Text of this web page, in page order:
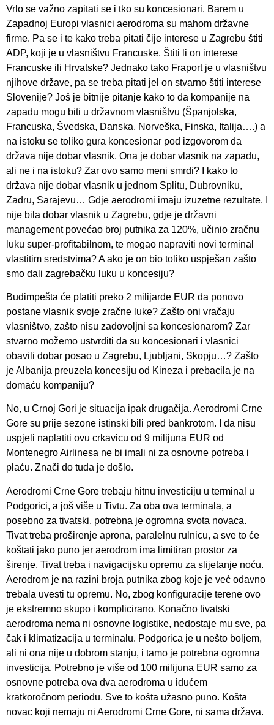
Vrlo se važno zapitati se i tko su koncesionari. Barem u
Zapadnoj Europi vlasnici aerodroma su mahom državne
firme. Pa se i te kako treba pitati čije interese u Zagrebu štiti
ADP, koji je u vlasništvu Francuske. Štiti li on interese
Francuske ili Hrvatske? Jednako tako Fraport je u vlasništvu
njihove države, pa se treba pitati jel on stvarno štiti interese
Slovenije? Još je bitnije pitanje kako to da kompanije na
zapadu mogu biti u državnom vlasništvu (Španjolska,
Francuska, Švedska, Danska, Norveška, Finska, Italija….) a
na istoku se toliko gura koncesionar pod izgovorom da
država nije dobar vlasnik. Ona je dobar vlasnik na zapadu,
ali ne i na istoku? Zar ovo samo meni smrdi? I kako to
država nije dobar vlasnik u jednom Splitu, Dubrovniku,
Zadru, Sarajevu… Gdje aerodromi imaju izuzetne rezultate. I
nije bila dobar vlasnik u Zagrebu, gdje je državni
management povećao broj putnika za 120%, učinio zračnu
luku super-profitabilnom, te mogao napraviti novi terminal
vlastitim sredstvima? A ako je on bio toliko uspješan zašto
smo dali zagrebačku luku u koncesiju?
Budimpešta će platiti preko 2 milijarde EUR da ponovo
postane vlasnik svoje zračne luke? Zašto oni vračaju
vlasništvo, zašto nisu zadovoljni sa koncesionarom? Zar
stvarno možemo ustvrditi da su koncesionari i vlasnici
obavili dobar posao u Zagrebu, Ljubljani, Skopju…? Zašto
je Albanija preuzela koncesiju od Kineza i prebacila je na
domaću kompaniju?
No, u Crnoj Gori je situacija ipak drugačija. Aerodromi Crne
Gore su prije sezone istinski bili pred bankrotom. I da nisu
uspjeli naplatiti ovu crkavicu od 9 milijuna EUR od
Montenegro Airlinesa ne bi imali ni za osnovne potreba i
plaću. Znači do tuda je došlo.
Aerodromi Crne Gore trebaju hitnu investiciju u terminal u
Podgorici, a još više u Tivtu. Za oba ova terminala, a
posebno za tivatski, potrebna je ogromna svota novaca.
Tivat treba proširenje aprona, paralelnu rulnicu, a sve to će
koštati jako puno jer aerodrom ima limitiran prostor za
širenje. Tivat treba i navigacijsku opremu za slijetanje noću.
Aerodrom je na razini broja putnika zbog koje je već odavno
trebala uvesti tu opremu. No, zbog konfiguracije terene ovo
je ekstremno skupo i komplicirano. Konačno tivatski
aerodroma nema ni osnovne logistike, nedostaje mu sve, pa
čak i klimatizacija u terminalu. Podgorica je u nešto boljem,
ali ni ona nije u dobrom stanju, i tamo je potrebna ogromna
investicija. Potrebno je više od 100 milijuna EUR samo za
osnovne potreba ova dva aerodroma u idućem
kratkoročnom periodu. Sve to košta užasno puno. Košta
novac koji nemaju ni Aerodromi Crne Gore, ni sama država.